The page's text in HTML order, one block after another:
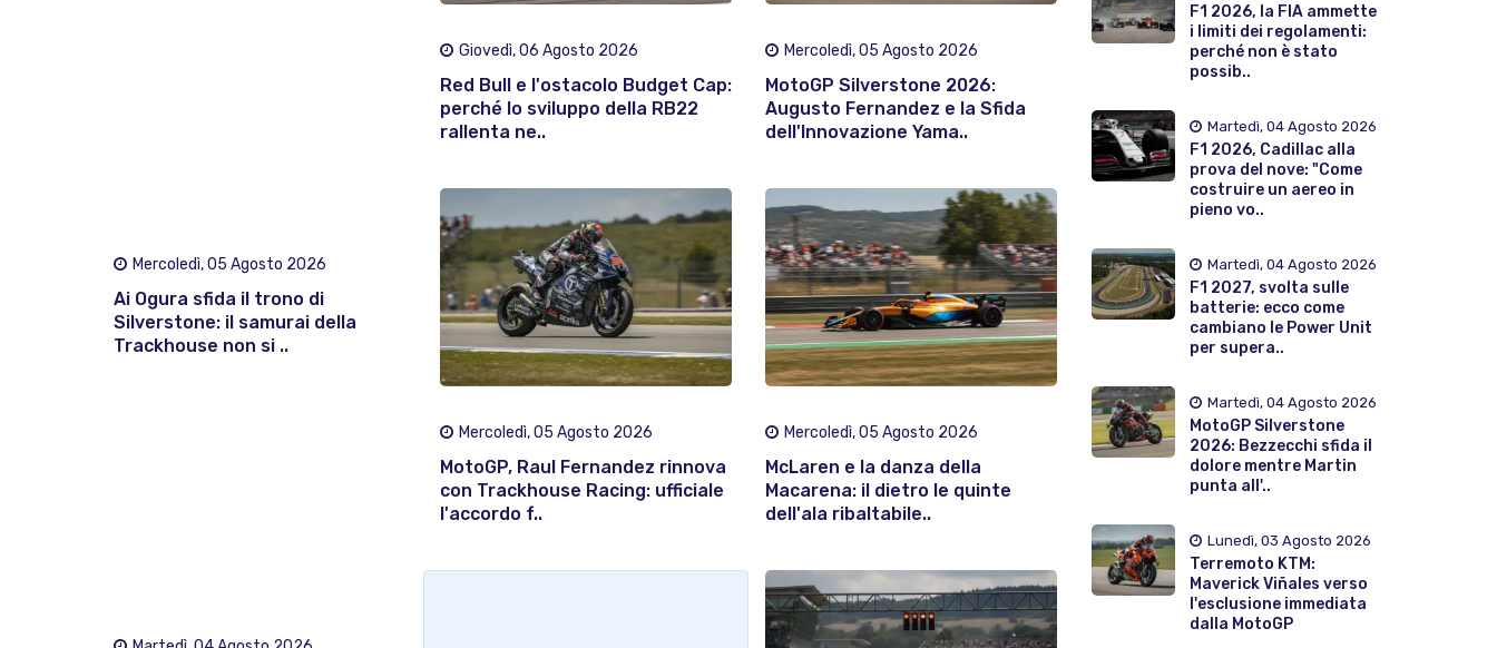
Giovedì, 06 Agosto 2026
Red Bull e l'ostacolo Budget Cap:
perché lo sviluppo della RB22
rallenta ne..
Mercoledì, 05 Agosto 2026
MotoGP Silverstone 2026:
Augusto Fernandez e la Sfida
dell'Innovazione Yama..
Mercoledì, 05 Agosto 2026
Ai Ogura sfida il trono di
Silverstone: il samurai della
Trackhouse non si ..
Mercoledì, 05 Agosto 2026
MotoGP, Raul Fernandez rinnova
con Trackhouse Racing: ufficiale
l'accordo f..
Mercoledì, 05 Agosto 2026
McLaren e la danza della
Macarena: il dietro le quinte
dell'ala ribaltabile..
F1 2026, la FIA ammette
i limiti dei regolamenti:
perché non è stato
possib..
Martedì, 04 Agosto 2026
F1 2026, Cadillac alla
prova del nove: "Come
costruire un aereo in
pieno vo..
Martedì, 04 Agosto 2026
F1 2027, svolta sulle
batterie: ecco come
cambiano le Power Unit
per supera..
Martedì, 04 Agosto 2026
MotoGP Silverstone
2026: Bezzecchi sfida il
dolore mentre Martin
punta all'..
Lunedì, 03 Agosto 2026
Terremoto KTM:
Maverick Viñales verso
l'esclusione immediata
dalla MotoGP